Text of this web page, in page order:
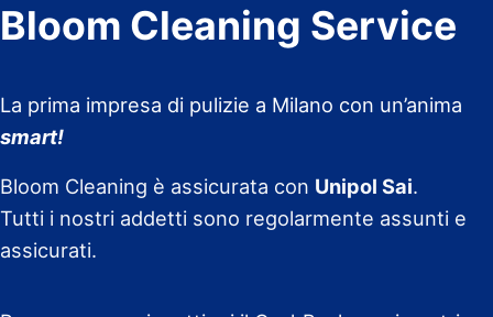
Bloom Cleaning Service
La prima impresa di pulizie a Milano con un’anima
smart!
Bloom Cleaning è assicurata con Unipol Sai.
Tutti i nostri addetti sono regolarmente assunti e
assicurati.